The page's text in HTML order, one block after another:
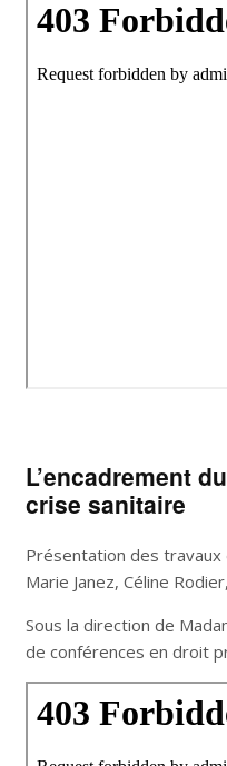
L’encadrement
crise sanitaire
Présentation des travaux
Marie Janez, Céline
Sous la direction de
de conférences en droit